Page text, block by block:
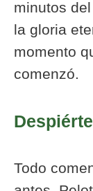
minutos
la gloria
momento
comenzó.
Todo